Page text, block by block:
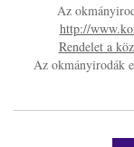
Az
http://
Rendelet a
Az okmányirodák